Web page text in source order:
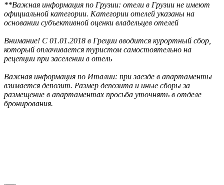
**Важная информация по Грузии: отели в Грузии не имеют
официальной категории. Категории отелей указаны на
основании субъективной оценки владельцев отелей
Внимание! С 01.01.2018 в Греции вводится курортный сбор,
который оплачивается туристом самостоятельно на
рецепции при заселении в отель
Важная информация по Италии: при заезде в апартаменты
взимается депозит. Размер депозита и иные сборы за
размещение в апартаментах просьба уточнять в отделе
бронирования.